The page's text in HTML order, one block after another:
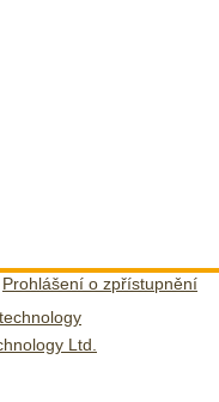
Prohlášení o zpřístupnění
Ltd.